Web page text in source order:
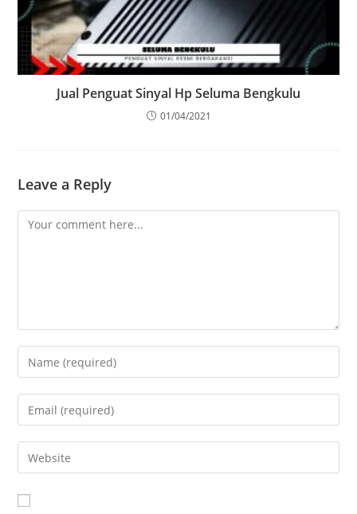
Jual Penguat Sinyal Hp Seluma Bengkulu
01/04/2021
Leave a Reply
Comment
Enter
your
name
comment
Enter
your
email
address
comment
Enter
your
website
URL